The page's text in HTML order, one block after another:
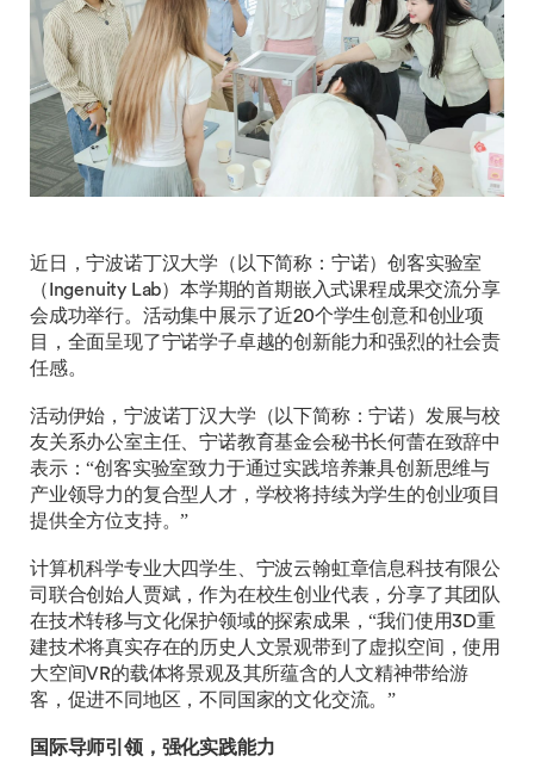
近日，宁波诺丁汉大学（以下简称：宁诺）创客实验室
（Ingenuity Lab）本学期的首期嵌入式课程成果交流分享
会成功举行。活动集中展示了近20个学生创意和创业项
目，全面呈现了宁诺学子卓越的创新能力和强烈的社会责
任感。
活动伊始，宁波诺丁汉大学（以下简称：宁诺）发展与校
友关系办公室主任、宁诺教育基金会秘书长何蕾在致辞中
表示：“创客实验室致力于通过实践培养兼具创新思维与
产业领导力的复合型人才，学校将持续为学生的创业项目
提供全方位支持。”
计算机科学专业大四学生、宁波云翰虹章信息科技有限公
司联合创始人贾斌，作为在校生创业代表，分享了其团队
在技术转移与文化保护领域的探索成果，“我们使用3D重
建技术将真实存在的历史人文景观带到了虚拟空间，使用
大空间VR的载体将景观及其所蕴含的人文精神带给游
客，促进不同地区，不同国家的文化交流。”
国际导师引领，强化实践能力